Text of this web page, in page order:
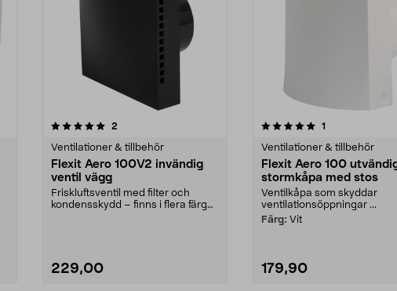
2
Ventilationer & tillbehör
Flexit Aero 100V2 invändig
ventil vägg
Friskluftsventil med filter och
kondensskydd – finns i flera färger.
229,00
5.0av 5 stjärnor 1
Ventilationer & tillbehör
Flexit Aero 100
stormkåpa med stos
Ventilkåpa som skyddar
ventilationsöppningar ...
Färg: Vit
179,90